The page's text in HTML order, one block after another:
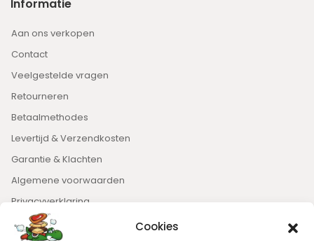
Cookies
Informatie
Aan ons verkopen
Contact
Veelgestelde vragen
Retourneren
Betaalmethodes
Levertijd & Verzendkosten
Garantie & Klachten
Algemene voorwaarden
Privacyverklaring
Nieuwsbrief